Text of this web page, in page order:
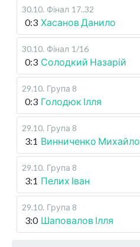
30.10. Фінал 17..32
0:3 Хасанов Данило
30.10. Фінал 1/16
0:3 Солодкий Назарій
29.10. Група 8
0:3 Голодюк Ілля
29.10. Група 8
3:1 Винниченко Михайло
29.10. Група 8
3:1 Пелих Іван
29.10. Група 8
3:0 Шаповалов Ілля